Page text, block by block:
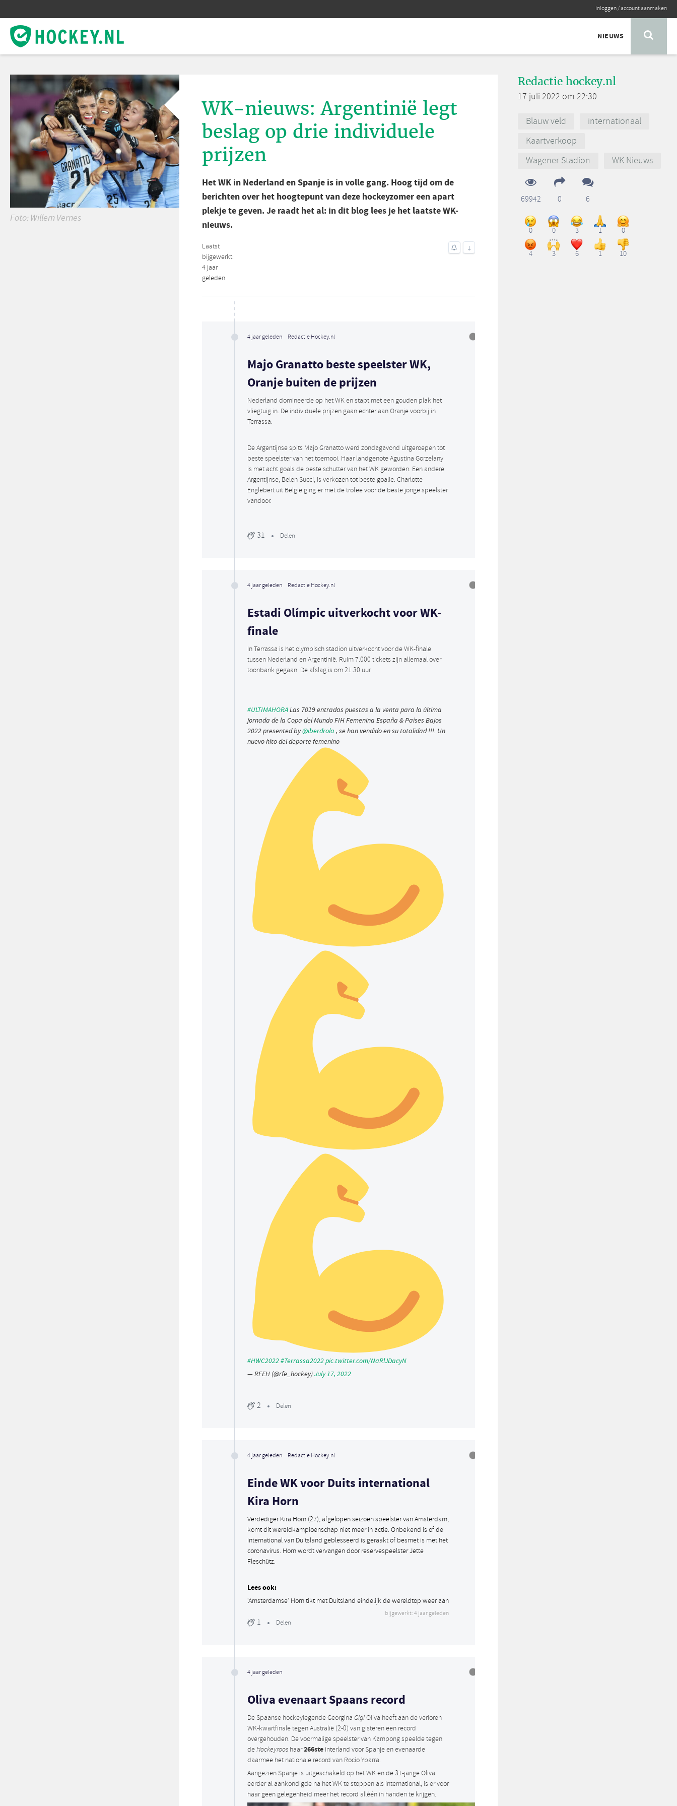
inloggen/account aanmaken
NIEUWS
Foto: Willem Vernes
WK-nieuws: Argentinië legt
beslag op drie individuele
prijzen
Het WK in Nederland en Spanje is in volle gang. Hoog tijd om de
berichten over het hoogtepunt van deze hockeyzomer een apart
plekje te geven. Je raadt het al: in dit blog lees je het laatste WK-
nieuws.
Laatst
bijgewerkt:
4 jaar
geleden
↓
4 jaar geleden Redactie Hockey.nl
Majo Granatto beste speelster WK,
Oranje buiten de prijzen
Nederland domineerde op het WK en stapt met een gouden plak het
vliegtuig in. De individuele prijzen gaan echter aan Oranje voorbij in
Terrassa.
De Argentijnse spits Majo Granatto werd zondagavond uitgeroepen tot
beste speelster van het toernooi. Haar landgenote Agustina Gorzelany
is met acht goals de beste schutter van het WK geworden. Een andere
Argentijnse, Belen Succi, is verkozen tot beste goalie. Charlotte
Englebert uit België ging er met de trofee voor de beste jonge speelster
vandoor.
31 Delen
4 jaar geleden Redactie Hockey.nl
Estadi Olímpic uitverkocht voor WK-
finale
In Terrassa is het olympisch stadion uitverkocht voor de WK-finale
tussen Nederland en Argentinië. Ruim 7.000 tickets zijn allemaal over
toonbank gegaan. De afslag is om 21.30 uur.
#ULTIMAHORALas 7019 entradas puestas a la venta para la última
jornada de la Copa del Mundo FIH Femenina España & Países Bajos
2022 presented by@iberdrola , se han vendido en su totalidad !!!. Un
nuevo hito del deporte femenino
#HWC2022#Terrassa2022pic.twitter.com/NaRlJDacyN
— RFEH (@rfe_hockey)July 17, 2022
2 Delen
4 jaar geleden Redactie Hockey.nl
Einde WK voor Duits international
Kira Horn
Verdediger Kira Horn (27), afgelopen seizoen speelster van Amsterdam,
komt dit wereldkampioenschap niet meer in actie. Onbekend is of de
international van Duitsland geblesseerd is geraakt of besmet is met het
coronavirus. Horn wordt vervangen door reservespeelster Jette
Fleschütz.
Lees ook:
‘Amsterdamse’ Horn tikt met Duitsland eindelijk de wereldtop weer aan
bijgewerkt: 4 jaar geleden
1 Delen
4 jaar geleden
Oliva evenaart Spaans record
De Spaanse hockeylegende Georgina GigiOliva heeft aan de verloren
WK-kwartfinale tegen Australië (2-0) van gisteren een record
overgehouden. De voormalige speelster van Kampong speelde tegen
deHockeyroos haar266ste interland voor Spanje en evenaarde
daarmee het nationale record van Rocío Ybarra.
Aangezien Spanje is uitgeschakeld op het WK en de 31-jarige Oliva
eerder al aankondigde na het WK te stoppen als international, is er voor
haar geen gelegenheid meer het record alléén in handen te krijgen.
Redactie hockey.nl
17 juli 2022 om 22:30
Blauw veld
internationaal
Kaartverkoop
Wagener Stadion
WK Nieuws
69942 0 6
0 0 3 1 0
4 3 6 1 10